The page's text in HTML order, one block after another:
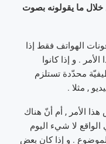
ما يقولونه بصوت
الهواتف فقط إذا
. و إذا كانوا
محدّدة تستلزم
هذا الأمر , أم أنّ هناك
لا شيء اليوم
. و إذا كان بعض